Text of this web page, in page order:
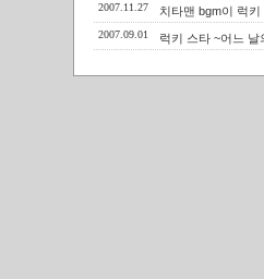
2007.11.27 치타맨 bgm이 럭
2007.09.01 럭키 스타 ~어느